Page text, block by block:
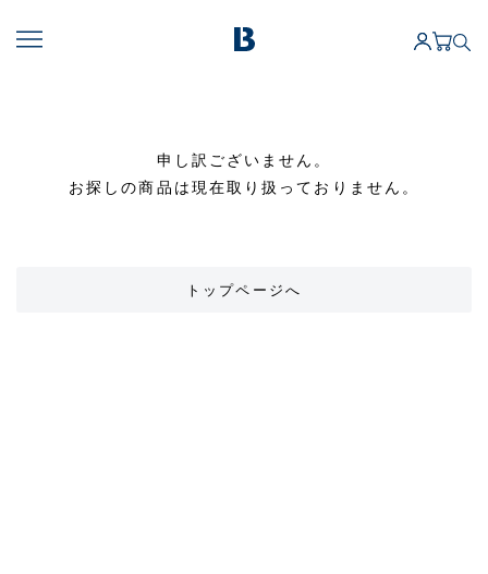
申し訳ございません。
お探しの商品は現在取り扱っておりません。
トップページへ